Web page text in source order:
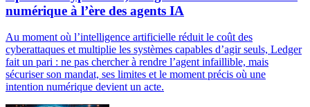
numérique à l’ère des agents IA
Au moment où l’intelligence artificielle réduit le coût des
cyberattaques et multiplie les systèmes capables d’agir seuls, Ledger
fait un pari : ne pas chercher à rendre l’agent infaillible, mais
sécuriser son mandat, ses limites et le moment précis où une
intention numérique devient un acte.